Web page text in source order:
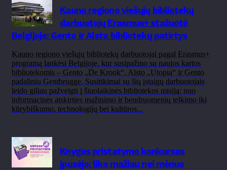
Kauno regiono viešųjų bibliotekų
darbuotojų Erasmus+ stažuotė
Belgijoje: Gento ir Alsto bibliotekų patirtys
Kauno regiono viešųjų bibliotekų darbuotojai pagal Erasmus+
programą lankėsi Belgijoje, kur susipažino su naujos kartos
bibliotekomis – Gento „De Krook“, Alsto „Utopia“ ir Gento
padaliniu Gentbrugge. Susitikimai su šių įstaigų darbuotojais
leido giliau pažvelgti į šiuolaikinės bibliotekos misiją: nuo
informacinės atskirties mažinimo ir bendruomenių telkimo iki
kūrybiškumo, technologijų bei kultūros...
Knygos pristatymo konkursas
įpusėjo: liko mažiau nei mėnuo